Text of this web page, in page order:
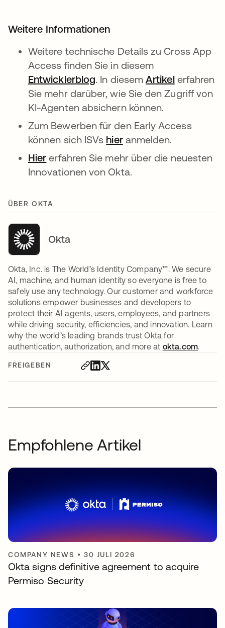
FREIGEBEN
Weitere Informationen
Weitere technische Details zu Cross App
Access finden Sie in diesem
Entwicklerblogwird in einer neuen
. In diesemArtikelwird in
erfahren
Sie mehr darüber, wie Sie den Zugriff von
KI-Agenten absichern können.
Zum Bewerben für den Early Access
können sich ISVs hierwird in einer neuen
anmelden.
Hier wird in einer neuen Registerkarte
erfahren Sie mehr über die neuesten
Innovationen von Okta.
ÜBER OKTA
Okta
Okta, Inc. is The World’s Identity Company™. We secure
AI, machine, and human identity so everyone is free to
safely use any technology. Our customer and workforce
solutions empower businesses and developers to
protect their AI agents, users, employees, and partners
while driving security, efficiencies, and innovation. Learn
why the world’s leading brands trust Okta for
authentication, authorization, and more at okta.com.
Empfohlene Artikel
COMPANY NEWS •30 JULI 2026
Okta signs definitive agreement to acquire
Permiso Security